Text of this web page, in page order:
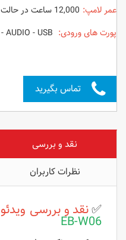
عمر لامپ: 12,000 ساعت در حالت اقتصادی
پورت های ورودی:
تماس بگیرید
نقد و بررسی
نظرات کاربران
✅نقد و بررسی
EB-W06